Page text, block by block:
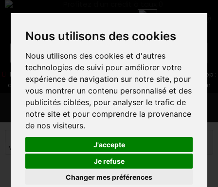
Nous utilisons des cookies
Nous utilisons des cookies et d'autres
technologies de suivi pour améliorer votre
expérience de navigation sur notre site, pour
vous montrer un contenu personnalisé et des
publicités ciblées, pour analyser le trafic de
notre site et pour comprendre la provenance
de nos visiteurs.
J'accepte
Je refuse
Changer mes préférences
Boutique :05 16 83 64 41 / Web : 06 30 32 02 25
Web-Shop :
contact86@freecycle.fr/ Atelier-SAV :freecyclesav@gmail.com
MENU
VTT
VELOS TOUT TERRAIN
VTT ALL MOUNTAIN TRAIL
MONDRAKER SUPERFOXY R 2023